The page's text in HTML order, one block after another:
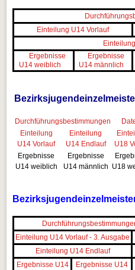
Einteilung U14 Vorlauf
Ergebnisse
U14 weiblich
Ergebnisse
U14 männlich
Durchführungsbestimmungen
Einteilung
U14 Vorlauf
Einteilung
U14 Endlauf
U18
Ergebnisse
U14 weiblich
Ergebnisse
U14 männlich U18
Einteilung U14 Vorlauf - 3. Ausgabe
Einteilung U14 Endlauf
Ergebnisse U14
Ergebnisse U14